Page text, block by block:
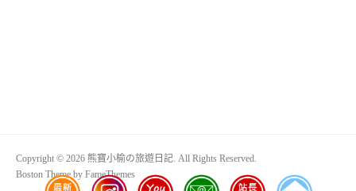
Copyright © 2026 熊寶小榆の旅遊日記. All Rights Reserved.
Boston Theme by FameThemes